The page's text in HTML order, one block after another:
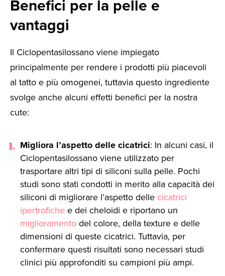
Benefici per la pelle e
vantaggi
Il Ciclopentasilossano viene impiegato
principalmente per rendere i prodotti più piacevoli
al tatto e più omogenei, tuttavia questo ingrediente
svolge anche alcuni effetti benefici per la nostra
cute:
Migliora l’aspetto delle cicatrici: In alcuni casi, il
Ciclopentasilossano viene utilizzato per
trasportare altri tipi di siliconi sulla pelle. Pochi
studi sono stati condotti in merito alla capacità dei
siliconi di migliorare l’aspetto delle cicatrici
ipertrofichee dei cheloidi e riportano un
miglioramentodel colore, della texture e delle
dimensioni di queste cicatrici. Tuttavia, per
confermare questi risultati sono necessari studi
clinici più approfonditi su campioni più ampi.